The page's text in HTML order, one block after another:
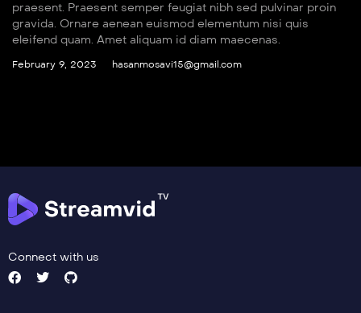
praesent. Praesent semper feugiat nibh sed pulvinar proin
gravida. Ornare aenean euismod elementum nisi quis
eleifend quam. Amet aliquam id diam maecenas.
February 9, 2023 hasanmosavi15@gmail.com
Connect with us